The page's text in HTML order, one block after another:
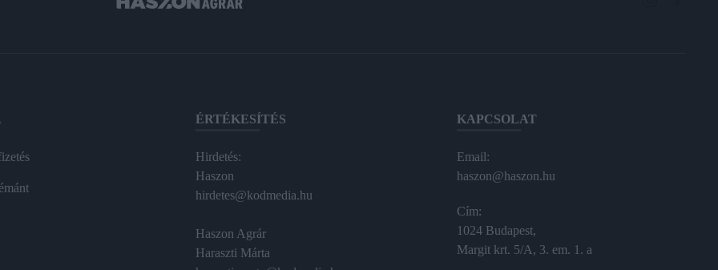
ÉRTÉKESÍTÉS
Hirdetés:
Haszon
hirdetes@kodmedia.hu
Haszon Agrár
Haraszti Márta
KAPCSOLAT
Email:
haszon@haszon.hu
Cím:
1024 Budapest,
Margit krt. 5/A, 3. em. 1. a